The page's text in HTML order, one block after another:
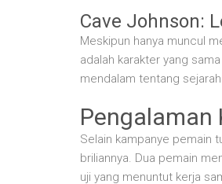
Cave Johnson:
Meskipun hanya muncul
adalah karakter yang
mendalam tentang
Pengalaman
Selain kampanye pemain
briliannya. Dua pemain
uji yang menuntut kerja